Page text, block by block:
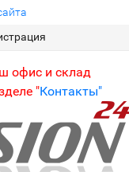
офис и склад
"Контакты"